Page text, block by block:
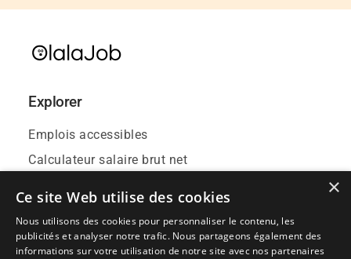
Explorer
Emplois accessibles
Calculateur salaire brut net
Événements emploi
×
Ce site Web utilise des cookies
Nous utilisons des cookies pour personnaliser le contenu, les
publicités et analyser notre trafic. Nous partageons également des
informations sur votre utilisation de notre site avec nos partenaires